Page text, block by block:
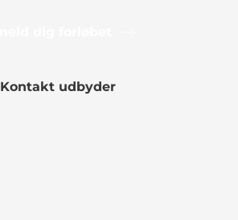
Kontakt udbyder